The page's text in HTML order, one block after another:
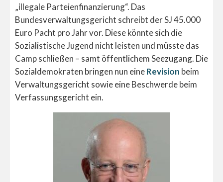
„illegale Parteienfinanzierung“. Das
Bundesverwaltungsgericht schreibt der SJ 45.000
Euro Pacht pro Jahr vor. Diese könnte sich die
Sozialistische Jugend nicht leisten und müsste das
Camp schließen – samt öffentlichem Seezugang. Die
Sozialdemokraten bringen nun eineRevision beim
Verwaltungsgericht sowie eine Beschwerde beim
Verfassungsgericht ein.